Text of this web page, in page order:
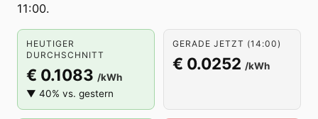
11:00.
HEUTIGER
DURCHSCHNITT
€ 0.1083 /kWh
▼ 40% vs. gestern
GERADE JETZT (14:00)
€ 0.0252 /kWh